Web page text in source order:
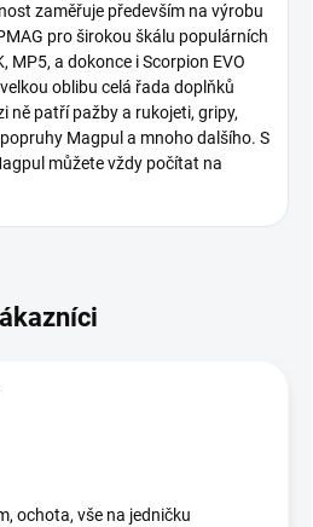
zaměřuje především na výrobu
pro širokou škálu populárních
MP5, a dokonce i Scorpion EVO
oblibu celá řada doplňků
ně patří pažby a rukojeti, gripy,
Magpul a mnoho dalšího. S
můžete vždy počítat na
ochota, vše na jedničku